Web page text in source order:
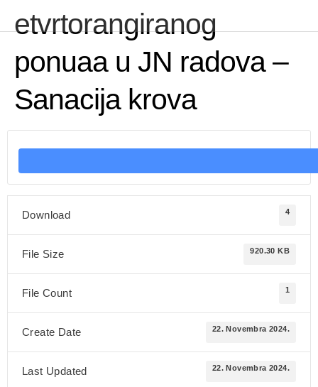
etvrtorangiranog
ponuaa u JN radova –
Sanacija krova
Download 4
File Size 920.30 KB
File Count 1
Create Date 22. Novembra 2024.
Last Updated 22. Novembra 2024.